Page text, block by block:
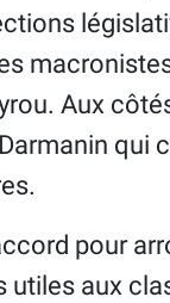
Aux
qui
pour
utiles aux